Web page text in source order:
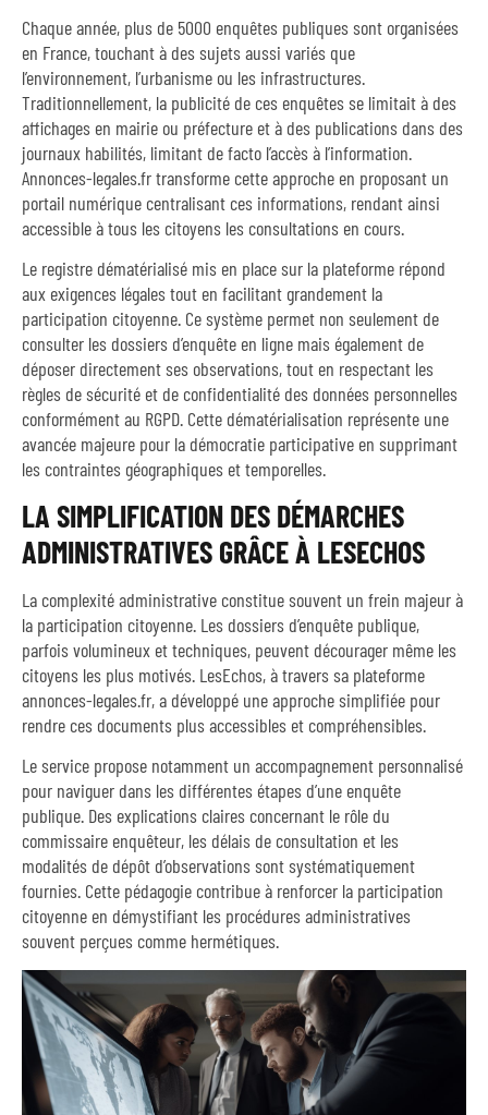
Chaque année, plus de 5000 enquêtes publiques sont organisées
en France, touchant à des sujets aussi variés que
l’environnement, l’urbanisme ou les infrastructures.
Traditionnellement, la publicité de ces enquêtes se limitait à des
affichages en mairie ou préfecture et à des publications dans des
journaux habilités, limitant de facto l’accès à l’information.
Annonces-legales.fr transforme cette approche en proposant un
portail numérique centralisant ces informations, rendant ainsi
accessible à tous les citoyens les consultations en cours.
Le registre dématérialisé mis en place sur la plateforme répond
aux exigences légales tout en facilitant grandement la
participation citoyenne. Ce système permet non seulement de
consulter les dossiers d’enquête en ligne mais également de
déposer directement ses observations, tout en respectant les
règles de sécurité et de confidentialité des données personnelles
conformément au RGPD. Cette dématérialisation représente une
avancée majeure pour la démocratie participative en supprimant
les contraintes géographiques et temporelles.
LA SIMPLIFICATION DES DÉMARCHES
ADMINISTRATIVES GRÂCE À LESECHOS
La complexité administrative constitue souvent un frein majeur à
la participation citoyenne. Les dossiers d’enquête publique,
parfois volumineux et techniques, peuvent décourager même les
citoyens les plus motivés. LesEchos, à travers sa plateforme
annonces-legales.fr, a développé une approche simplifiée pour
rendre ces documents plus accessibles et compréhensibles.
Le service propose notamment un accompagnement personnalisé
pour naviguer dans les différentes étapes d’une enquête
publique. Des explications claires concernant le rôle du
commissaire enquêteur, les délais de consultation et les
modalités de dépôt d’observations sont systématiquement
fournies. Cette pédagogie contribue à renforcer la participation
citoyenne en démystifiant les procédures administratives
souvent perçues comme hermétiques.